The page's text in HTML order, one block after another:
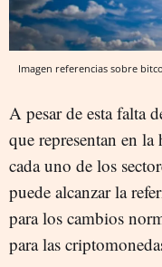
Imagen referencias sobre
A pesar de esta falta
que representan en
cada uno de los
puede alcanzar la
para los cambios
para las